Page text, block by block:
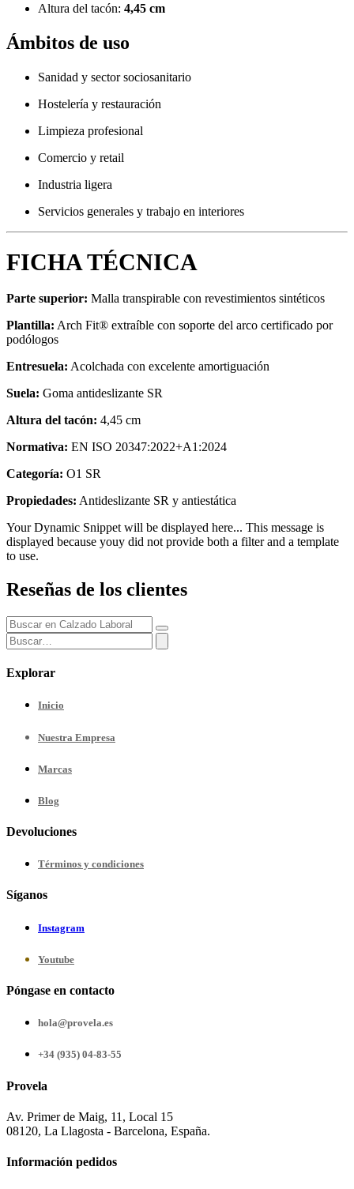
Altura del tacón: 4,45 cm
Ámbitos de uso
Sanidad y sector sociosanitario
Hostelería y restauración
Limpieza profesional
Comercio y retail
Industria ligera
Servicios generales y trabajo en interiores
FICHA TÉCNICA
Parte superior: Malla transpirable con revestimientos sintéticos
Plantilla: Arch Fit® extraíble con soporte del arco certificado por
podólogos
Entresuela: Acolchada con excelente amortiguación
Suela: Goma antideslizante SR
Altura del tacón: 4,45 cm
Normativa: EN ISO 20347:2022+A1:2024
Categoría: O1 SR
Propiedades: Antideslizante SR y antiestática
Your Dynamic Snippet will be displayed here... This message is
displayed because youy did not provide both a filter and a template
to use.
Reseñas de los clientes
Explorar
Inicio
Nuestra Empresa
Marcas
Blog
Devoluciones
Términos y condiciones
Síganos
Instagram
Youtube
Póngase en contacto
hola@provela.es
+34 (935) 04-83-55
Provela
Av. Primer de Maig, 11, Local 15
08120, La Llagosta - Barcelona, España.
Información pedidos